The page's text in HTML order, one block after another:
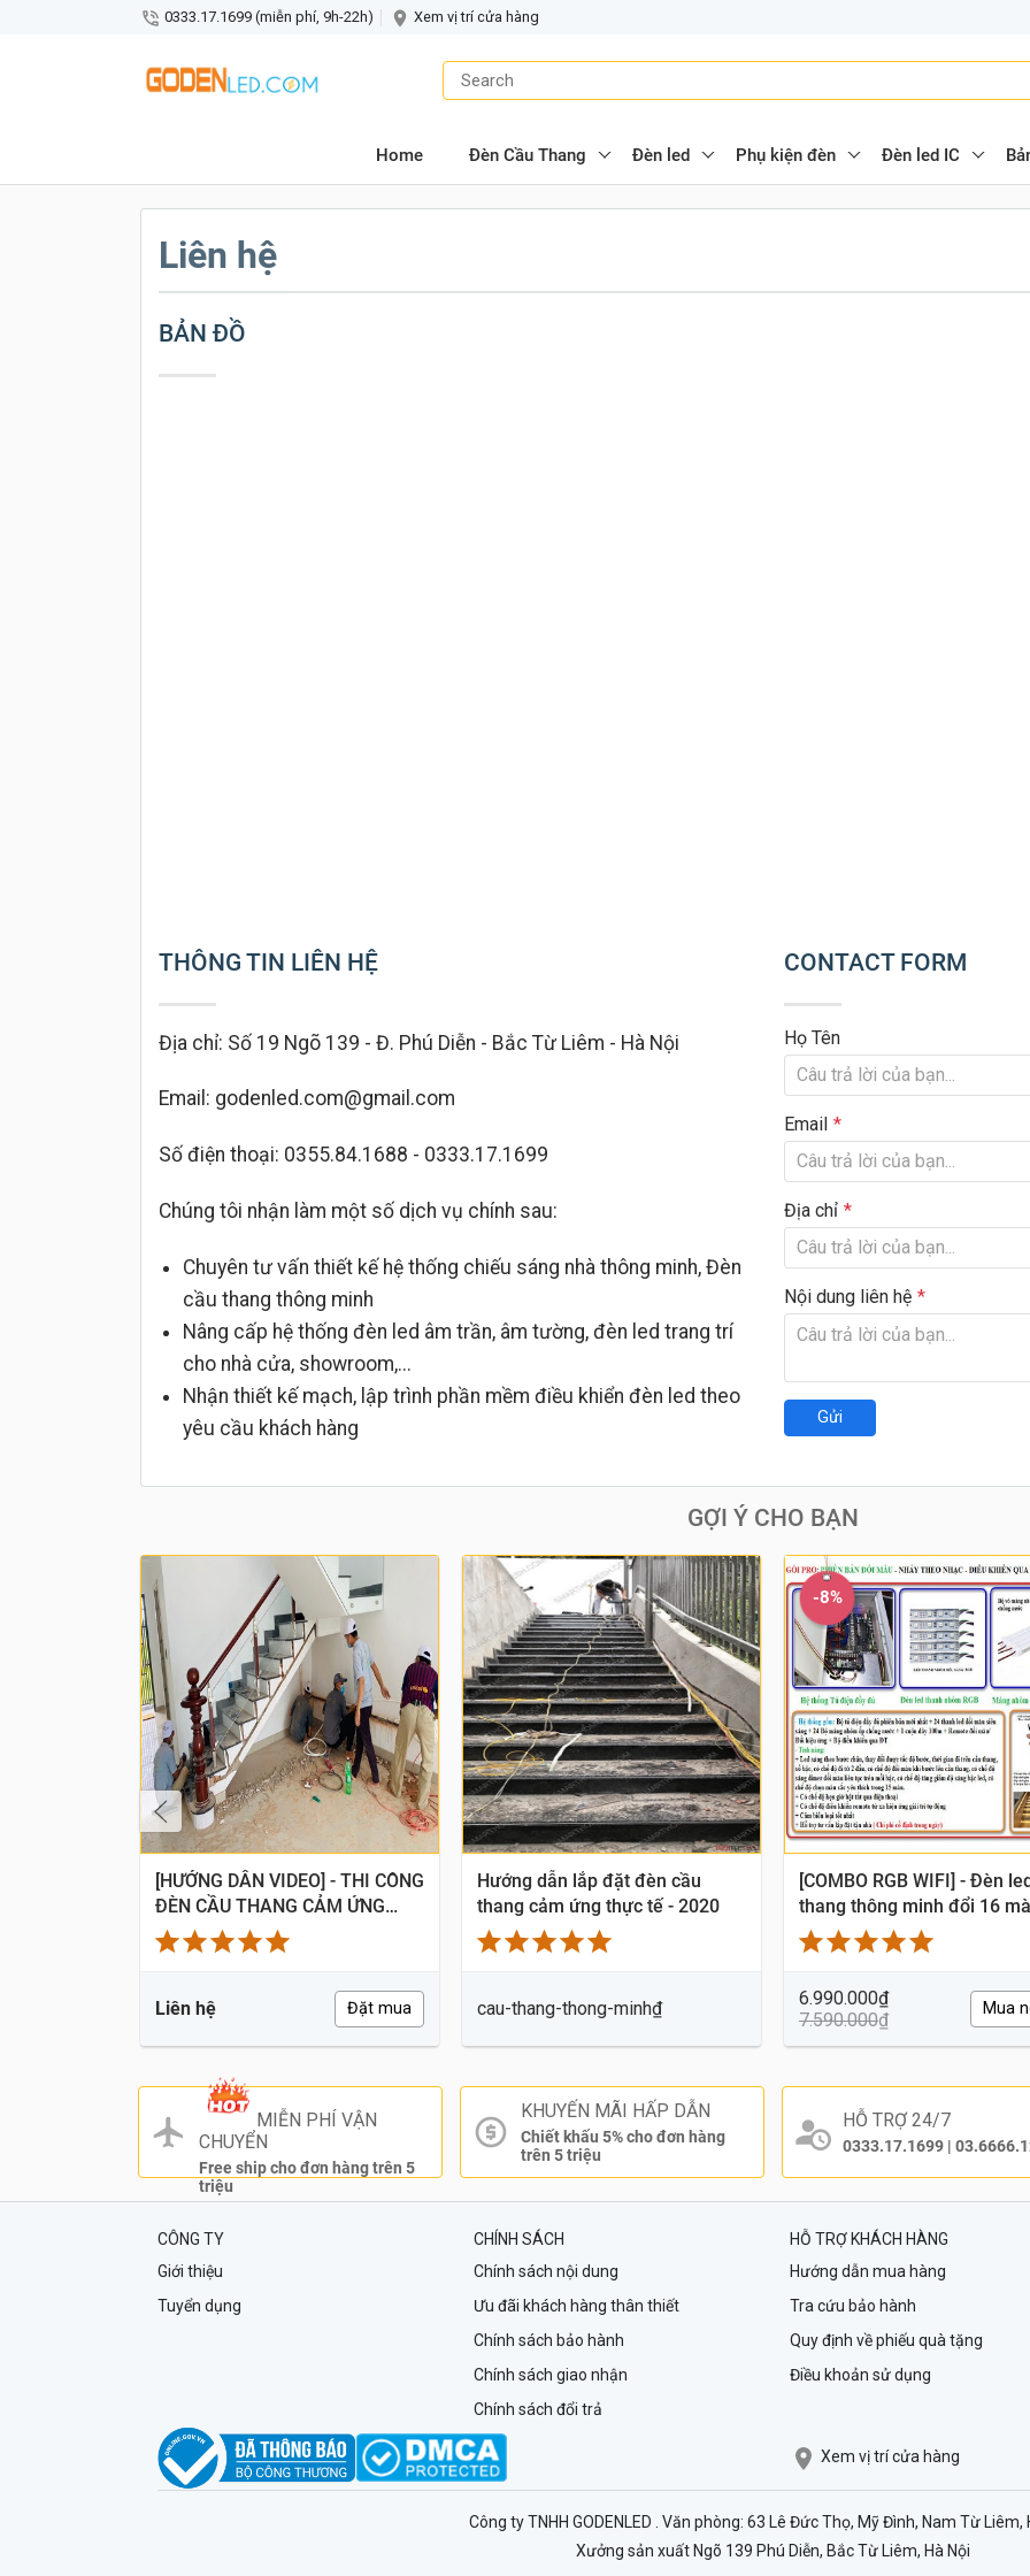
0333.17.1699 (miễn phí, 9h-22h) Xem vị trí cửa hàng
Home Đèn Cầu Thang Đèn led Phụ kiện đèn Đèn led IC
Liên hệ
BẢN ĐỒ
THÔNG TIN LIÊN HỆ
Địa chỉ: Số 19 Ngõ 139 - Đ. Phú Diễn - Bắc Từ Liêm - Hà Nội
Email: godenled.com@gmail.com
Số điện thoại: 0355.84.1688 - 0333.17.1699
Chúng tôi nhận làm một số dịch vụ chính sau:
Chuyên tư vấn thiết kế hệ thống chiếu sáng nhà thông minh, Đèn
cầu thang thông minh
Nâng cấp hệ thống đèn led âm trần, âm tường, đèn led trang trí
cho nhà cửa, showroom,...
Nhận thiết kế mạch, lập trình phần mềm điều khiển đèn led theo
yêu cầu khách hàng
CONTACT FORM
Họ Tên
Email
Địa chỉ
Nội dung liên hệ
Gửi
GỢI Ý CHO BẠN
[HƯỚNG DẪN VIDEO] - THI CÔNG
ĐÈN CẦU THANG CẢM ỨNG
V5.0 - CHIPKOOL
Liên hệ Đặt mua
Hướng dẫn lắp đặt đèn cầu
thang cảm ứng thực tế - 2020
cau-thang-thong-minh₫
-8%
[COMBO RGB WIFI] - Đèn
thang thông minh đổi 16
Wifi - Hẹn giờ từ xa
6.990.000₫
7.590.000₫
Mua
MIỄN PHÍ VẬN
CHUYỂN
Free ship cho đơn hàng trên 5
triệu
KHUYẾN MÃI HẤP DẪN
Chiết khấu 5% cho đơn hàng
trên 5 triệu
HỖ TRỢ 24/7
0333.17.1699|
CÔNG TY
Giới thiệu
Tuyển dụng
CHÍNH SÁCH
Chính sách nội dung
Ưu đãi khách hàng thân thiết
Chính sách bảo hành
Chính sách giao nhận
Chính sách đổi trả
HỖ TRỢ KHÁCH HÀNG
Hướng dẫn mua hàng
Tra cứu bảo hành
Quy định về phiếu quà tặng
Điều khoản sử dụng
Xem vị trí cửa hàng
Công ty TNHH GODENLED . Văn phòng: 63 Lê Đức Thọ, Mỹ Đình, Nam Từ Liêm,
Xưởng sản xuất Ngõ 139 Phú Diễn, Bắc Từ Liêm, Hà Nội